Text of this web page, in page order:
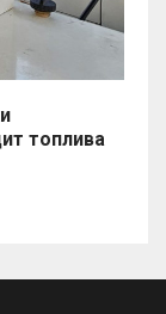
топлива